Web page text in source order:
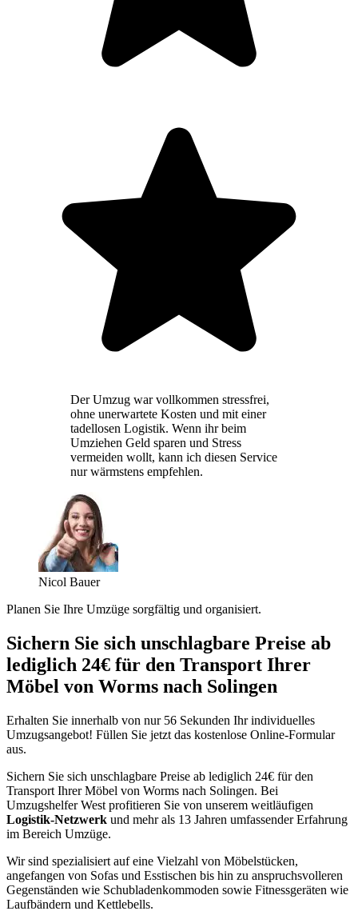
Der Umzug war vollkommen stressfrei,
ohne unerwartete Kosten und mit einer
tadellosen Logistik. Wenn ihr beim
Umziehen Geld sparen und Stress
vermeiden wollt, kann ich diesen Service
nur wärmstens empfehlen.
Nicol Bauer
Planen Sie Ihre Umzüge sorgfältig und organisiert.
Sichern Sie sich unschlagbare Preise ab
lediglich 24€ für den Transport Ihrer
Möbel von Worms nach Solingen
Erhalten Sie innerhalb von nur 56 Sekunden Ihr individuelles
Umzugsangebot! Füllen Sie jetzt das kostenlose Online-Formular
aus.
Sichern Sie sich unschlagbare Preise ab lediglich 24€ für den
Transport Ihrer Möbel von Worms nach Solingen. Bei
Umzugshelfer West profitieren Sie von unserem weitläufigen
Logistik-Netzwerk und mehr als 13 Jahren umfassender Erfahrung
im Bereich Umzüge.
Wir sind spezialisiert auf eine Vielzahl von Möbelstücken,
angefangen von Sofas und Esstischen bis hin zu anspruchsvolleren
Gegenständen wie Schubladenkommoden sowie Fitnessgeräten wie
Laufbändern und Kettlebells.